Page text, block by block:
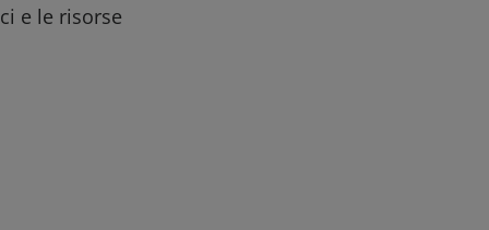
e le risorse